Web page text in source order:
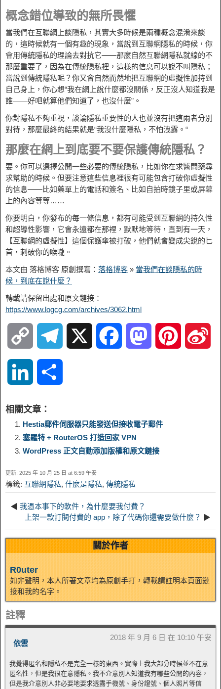
概念錯位導致的無所畏懼
當我們在互聯網上談隱私，其實大多時候是兩種概念混淆來談
的，這時候就有一個有趣的現象，當說到互聯網隱私的時候，你
會用傳統隱私的理論去對抗它——那麼自然互聯網隱私就線的不
那麼重要了，因為在傳統隱私裡，這樣的信息可以說不叫隱私；
當說到傳統隱私呢？你又會自然而然地把互聯網的虛擬性加持到
自己身上，你心想“我在網上說什麼都沒關係，反正沒人知道我是
誰——好吧就算他們知道了，也沒什麼”。
你對隱私不夠重視，談論隱私重要性的人也並沒有把這兩者分別
對待，那麼最終的結果就是“我沒什麼隱私，不怕洩露。“
那麼在網上到底要不要保護傳統隱私？
要。你可以選擇公開一些必要的傳統隱私，比如你在求醫問藥尋
求幫助的時候。但要注意這些信息裡很有可能包含打破你虛擬性
的信息——比如藥單上的電話和簽名、比如自拍時鏡子里或屏幕
上的內容等等……
你要明白，你發布的每一條信息，都有可能受到互聯網的持久性
和超導性影響，它會永遠都在那裡，默默地等待，直到有一天，
【互聯網的虛擬性】這個保護傘被打破，他們就會變成尖銳的匕
首，刺破你的喉嚨。
本文由 落格博客 原創撰寫： 落格博客 » 當我們在談隱私的時
候，到底在說什麼？
轉載請保留出處和原文鏈接：
https://www.logcg.com/archives/3062.html
o
y
L
n
k
g
a
m
b
o
k n s
t o
n
k
e
n
a
r
e
相關文章：
Hestia郵件伺服器只能發送但接收電子郵件
塞羅特 + RouterOS 打造回家 VPN
WordPress 正文自動添加版權和原文鏈接
更新: 2025 年 10 月 25 日 at 6:59 午安
標籤: 互聯網隱私, 什麼是隱私, 傳統隱私
◀ 我憑本事下的軟件，為什麼要我付費？
上架一款訂閱付費的 app，除了代碼你還需要做什麼？ ▶
關於作者
R0uter
如非聲明，本人所著文章均為原創手打，轉載請註明本頁面鏈
接和我的名字。
註釋
依雲
2018 年 9 月 6 日 在 10:10 午安
我覺得匿名和隱私不是完全一樣的東西。實際上我大部分時候並不在意
匿名性，但是我很在意隱私。我不介意別人知道我有哪些公開的內容，
但是我介意別人非必要地要求透露手機號、身份證號、個人照片等信